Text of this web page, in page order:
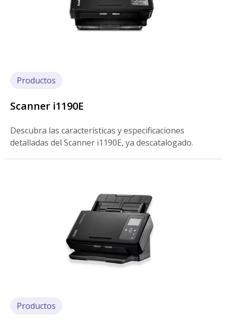
Productos
Scanner i1190E
Descubra las características y especificaciones
detalladas del Scanner i1190E, ya descatalogado.
Productos